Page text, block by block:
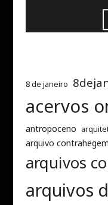
8 de janeiro
acervos
antropoceno
arquivo
arquivos
arquivos